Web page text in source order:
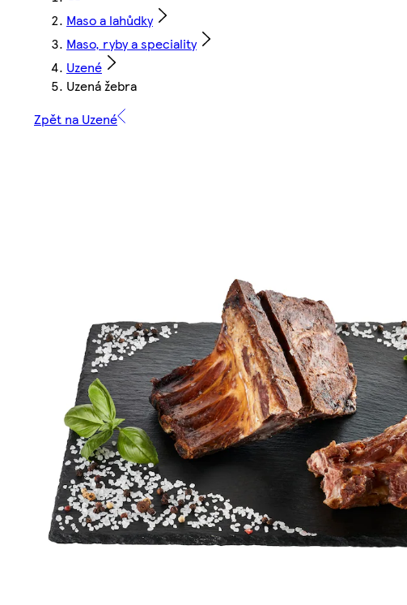
Maso a lahůdky
Maso, ryby a speciality
Uzené
Uzená žebra
Zpět na Uzené